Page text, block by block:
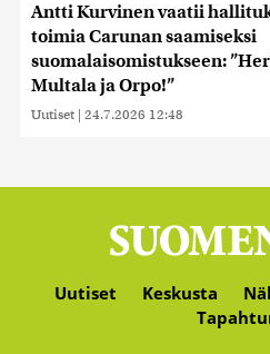
Antti Kurvinen vaatii
toimia Carunan saamiseksi
suomalaisomistukseen:
Multala ja Orpo!”
Uutiset | 24.7.2026 12:48
Uutiset Keskusta